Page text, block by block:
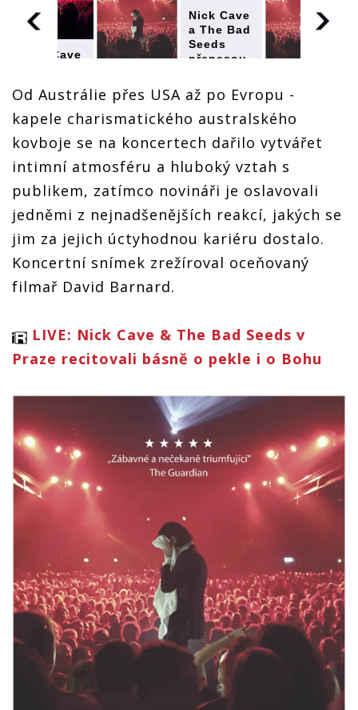
Nick Cave
přenesou
intimní
atmosféru
svého
turné na
plátna kin
a The Bad
Seeds
přenesou
intimní
svého
turné na
plátna kin
Nick Cave
a The Bad
Seeds
přenesou
atmosféru
svého
turné na
a The Bad
Seeds
přenesou
intimní
svého
turné na
plátna kin
Od Austrálie přes USA až po Evropu -
kapele charismatického australského
kovboje se na koncertech dařilo vytvářet
intimní atmosféru a hluboký vztah s
publikem, zatímco novináři je oslavovali
jedněmi z nejnadšenějších reakcí, jakých se
jim za jejich úctyhodnou kariéru dostalo.
Koncertní snímek zrežíroval oceňovaný
filmař David Barnard.
LIVE: Nick Cave & The Bad Seeds v
Praze recitovali básně o pekle i o Bohu